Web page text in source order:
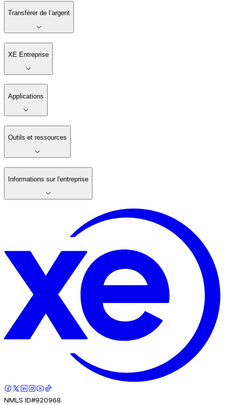
Transférer de l’argent
XE Entreprise
Applications
Outils et ressources
Informations sur l'entreprise
NMLS ID#920968.